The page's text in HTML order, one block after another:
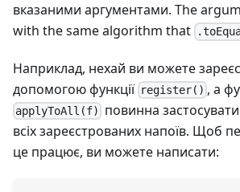
вказаними аргументами. The
with the same algorithm that
Наприклад, нехай ви можете
допомогою функції register() , а
applyToAll(f) повинна
всіх зареєстрованих напоїв. Щоб
це працює, ви можете написати: